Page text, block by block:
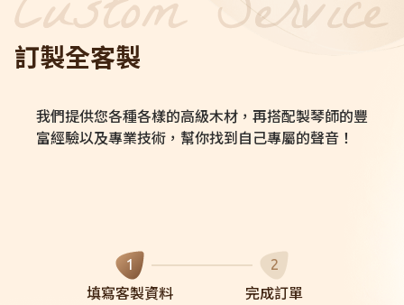
MASTER Series
Vintage Series
列
Ukulele Series
客製琴
訂製客製琴
客製琴展示
訂製全客製
我們提供您各種各樣的高級木材，再搭配製琴師的豐
富經驗以及專業技術，幫你找到自己專屬的聲音！
1
填寫客製資料
2
完成訂單